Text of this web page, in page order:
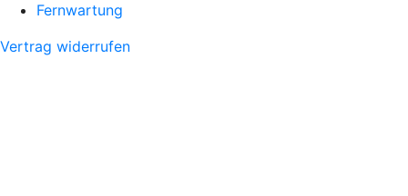
Fernwartung
Vertrag widerrufen